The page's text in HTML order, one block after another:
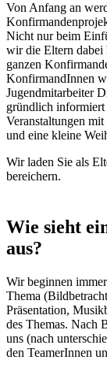
Von Anfang an
Nicht nur beim
wir die Eltern dabei
ganzen
KonfirmandInnen
Jugendmitarbeiter
gründlich informiert
Veranstaltungen
und eine kleine
Wir laden Sie als
bereichern.
Wie sieht
aus?
Wir beginnen
Thema
Präsentation,
des Themas. Nach
uns (nach
den TeamerInnen